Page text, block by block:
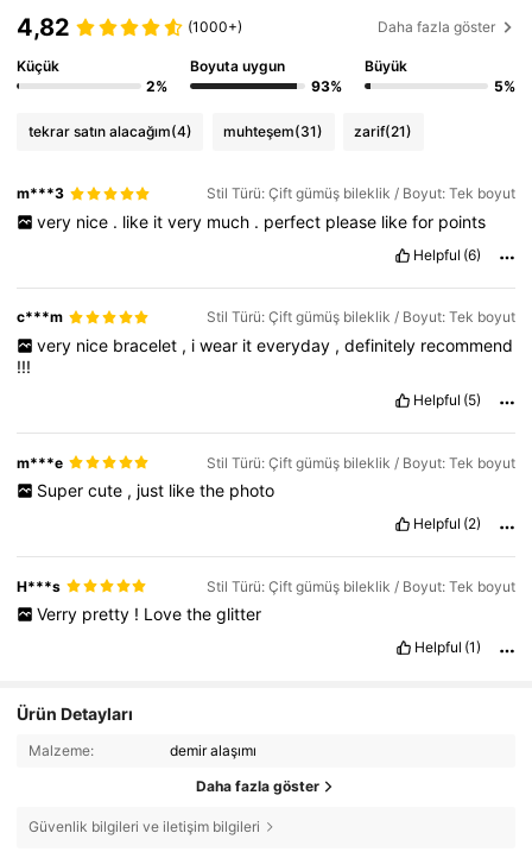
4,82 (1000+) Daha fazla göster
Küçük
2%
Boyuta uygun
93%
Büyük
5%
tekrar satın alacağım(4) muhteşem(31) zarif(21)
m***3 Stil Türü: Çift gümüş bileklik / Boyut: Tek boyut
very nice . like it very much . perfect please like for points
Helpful (6)
c***m Stil Türü: Çift gümüş bileklik / Boyut: Tek boyut
very nice bracelet , i wear it everyday , definitely recommend
!!!
Helpful (5)
m***e Stil Türü: Çift gümüş bileklik / Boyut: Tek boyut
Super cute , just like the photo
Helpful (2)
H***s Stil Türü: Çift gümüş bileklik / Boyut: Tek boyut
Verry pretty ! Love the glitter
Helpful (1)
Ürün Detayları
Malzeme: demir alaşımı
Daha fazla göster
Güvenlik bilgileri ve iletişim bilgileri